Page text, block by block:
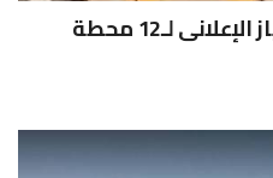
«إم أو تى» تطرح حق الامتياز الإعلانى لـ12 محطة